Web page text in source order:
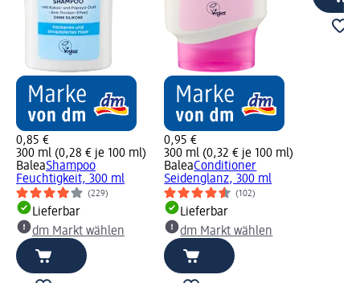
0,85 €
300 ml (0,28 € je 100 ml)
BaleaShampoo
Feuchtigkeit, 300 ml
(229)
Lieferbar
dm Markt wählen
0,95 €
300 ml (0,32 € je 100 ml)
BaleaConditioner
Seidenglanz, 300 ml
(102)
Lieferbar
dm Markt wählen